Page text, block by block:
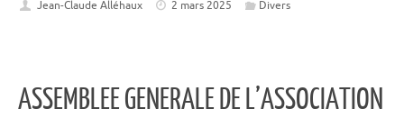
Jean-Claude Alléhaux 2 mars 2025 Divers
ASSEMBLEE GENERALE DE L’ASSOCIATION